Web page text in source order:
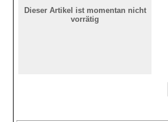
Dieser Artikel ist momentan nicht
vorrätig